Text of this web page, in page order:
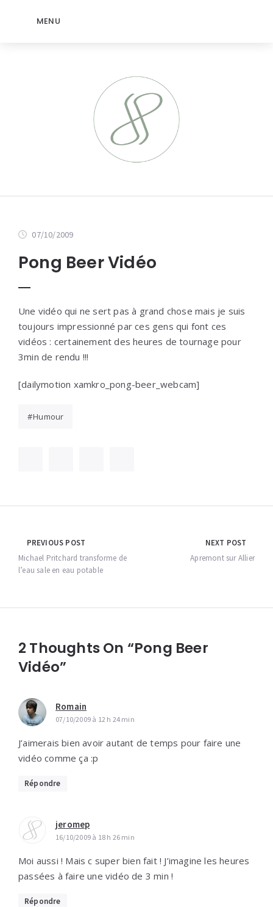
MENU
07/10/2009
Pong Beer Vidéo
Une vidéo qui ne sert pas à grand chose mais je suis
toujours impressionné par ces gens qui font ces
vidéos : certainement des heures de tournage pour
3min de rendu !!!
[dailymotion xamkro_pong-beer_webcam]
Humour
Navigation
de
PREVIOUS POST
Michael Pritchard transforme de
l’eau sale en eau potable
NEXT POST
Apremont sur Allier
2 Thoughts On “Pong Beer
Vidéo”
Romain
07/10/2009 à 12 h 24 min
J’aimerais bien avoir autant de temps pour faire une
vidéo comme ça :p
Répondre
jeromep
16/10/2009 à 18 h 26 min
Moi aussi ! Mais c super bien fait ! J’imagine les heures
passées à faire une vidéo de 3 min !
Répondre